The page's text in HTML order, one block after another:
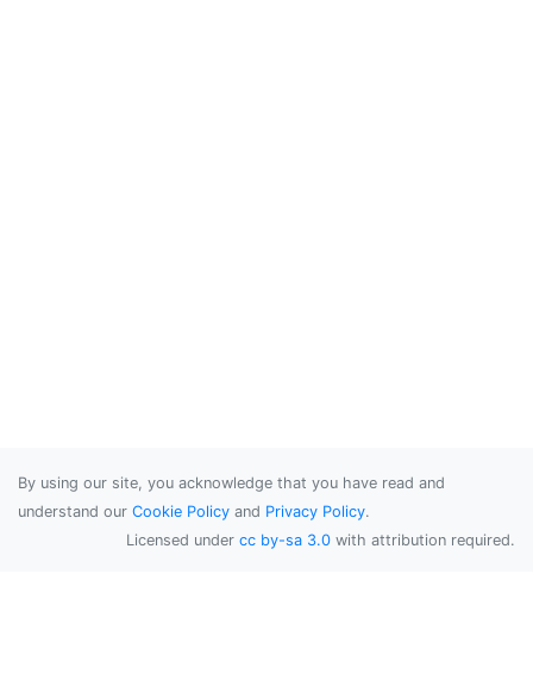
By using our site, you acknowledge that you have read and
understand our Cookie Policy and Privacy Policy.
Licensed under cc by-sa 3.0 with attribution required.